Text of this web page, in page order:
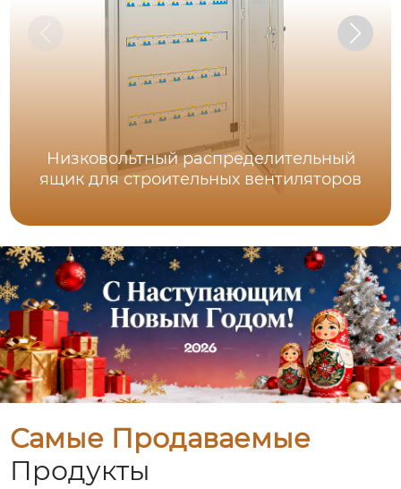
Низковольтный распределительный
ящик для строительных вентиляторов
Самые Продаваемые
Продукты